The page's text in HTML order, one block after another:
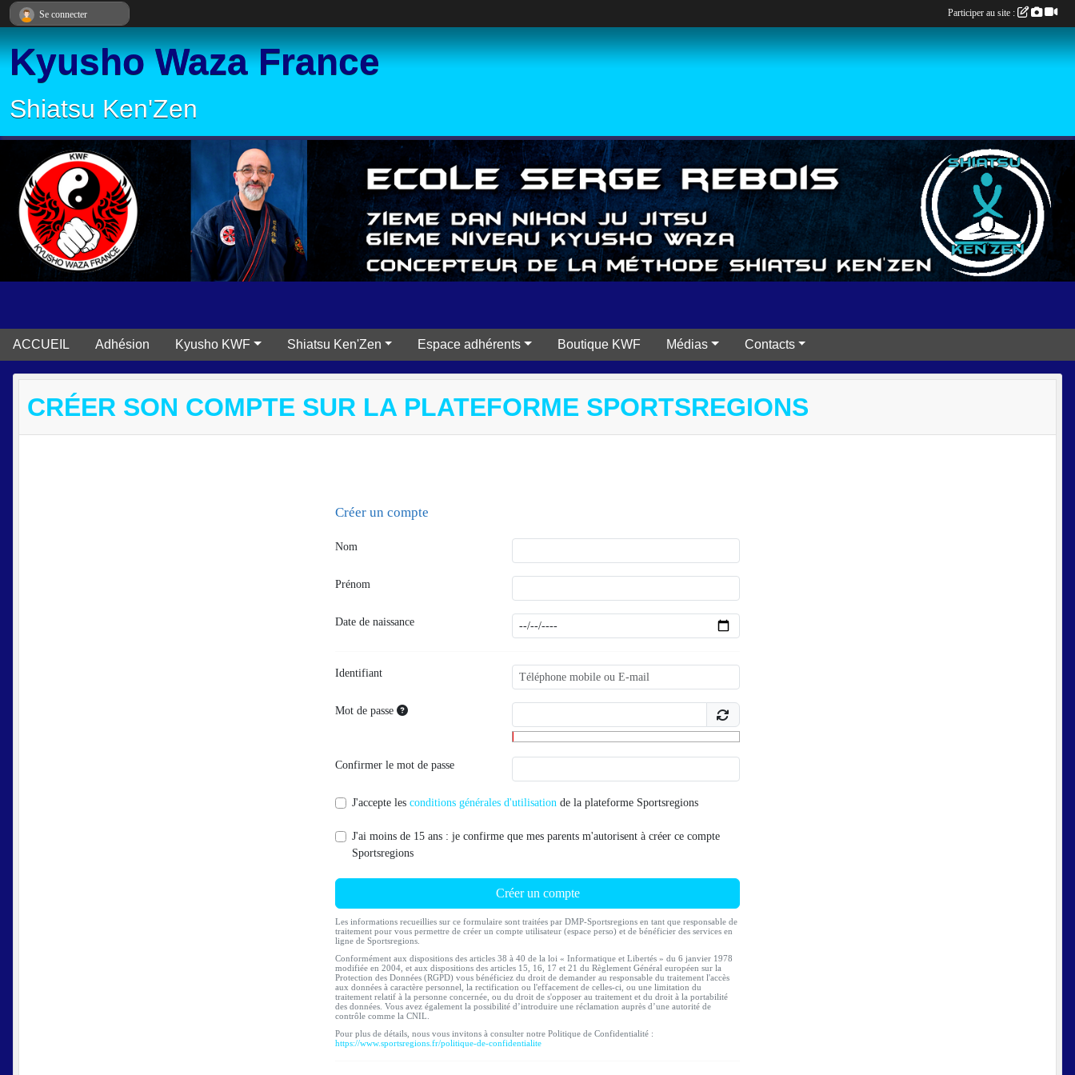
Kyusho Waza France
Shiatsu Ken'Zen
ACCUEIL Adhésion Kyusho KWF Shiatsu Ken'Zen Espace adhérents Boutique KWF Médias Contacts
CRÉER SON COMPTE SUR LA PLATEFORME SPORTSREGIONS
Créer un compte
Nom
Prénom
Date de naissance
Identifiant
Mot de passe
Confirmer le mot de passe
J'accepte les conditions générales d'utilisation de la plateforme Sportsregions
J'ai moins de 15 ans : je confirme que mes parents m'autorisent à créer ce compte
Sportsregions
Créer un compte
Les informations recueillies sur ce formulaire sont traitées par DMP-Sportsregions en tant que responsable de
traitement pour vous permettre de créer un compte utilisateur (espace perso) et de bénéficier des services en
ligne de Sportsregions.
Conformément aux dispositions des articles 38 à 40 de la loi « Informatique et Libertés » du 6 janvier 1978
modifiée en 2004, et aux dispositions des articles 15, 16, 17 et 21 du Règlement Général européen sur la
Protection des Données (RGPD) vous bénéficiez du droit de demander au responsable du traitement l'accès
aux données à caractère personnel, la rectification ou l'effacement de celles-ci, ou une limitation du
traitement relatif à la personne concernée, ou du droit de s'opposer au traitement et du droit à la portabilité
des données. Vous avez également la possibilité d’introduire une réclamation auprès d’une autorité de
contrôle comme la CNIL.
Pour plus de détails, nous vous invitons à consulter notre Politique de Confidentialité :
https://www.sportsregions.fr/politique-de-confidentialite
Se connecter Participer au site :
Panneau de gestion des cookies